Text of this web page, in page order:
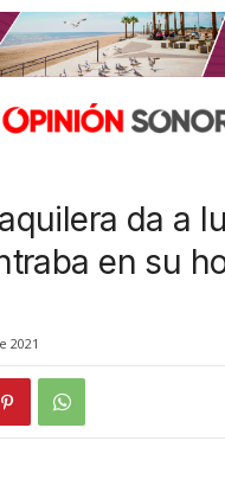
da a
en su
2021